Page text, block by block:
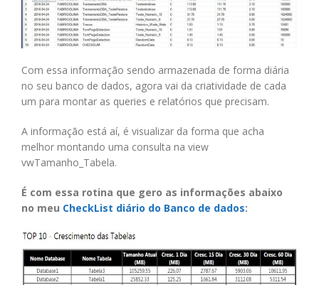
Com essa informação sendo armazenada de forma diária
no seu banco de dados, agora vai da criatividade de cada
um para montar as queries e relatórios que precisam.
A informação está aí, é visualizar da forma que acha
melhor montando uma consulta na view
vwTamanho_Tabela.
É com essa rotina que gero as informações abaixo
no meu CheckList diário do Banco de dados: